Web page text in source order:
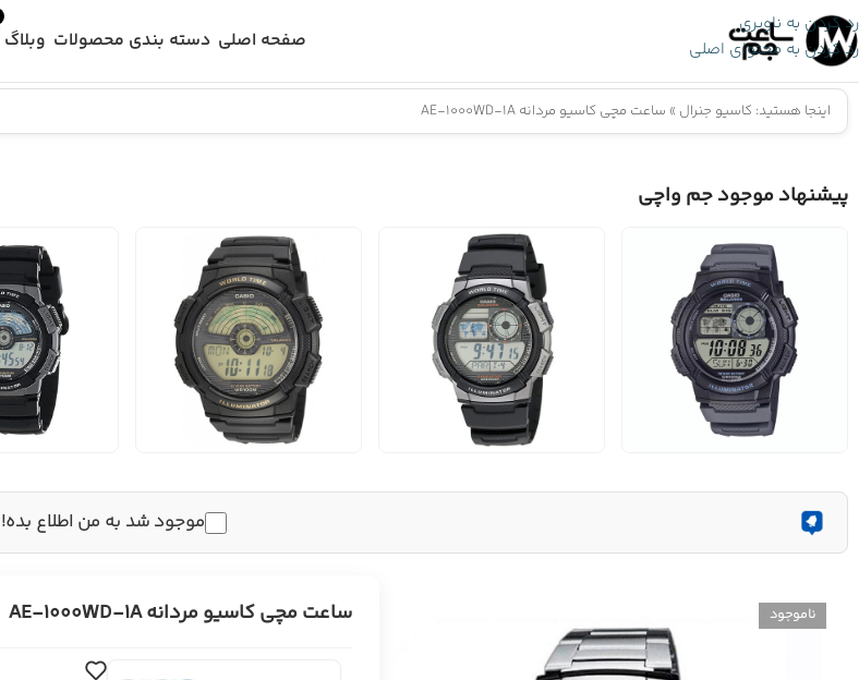
رد کردن به ناوبری
رد کردن به محتوای اصلی
صفحه اصلی دسته بندی محصولات وبلاگ
اینجا هستید: کاسیو جنرال » ساعت مچی کاسیو مردانه AE-1000WD-1A
پیشنهاد موجود جم واچی
موجود شد به من اطلاع بده!
ناموجود ساعت مچی کاسیو مردانه AE-1000WD-1A